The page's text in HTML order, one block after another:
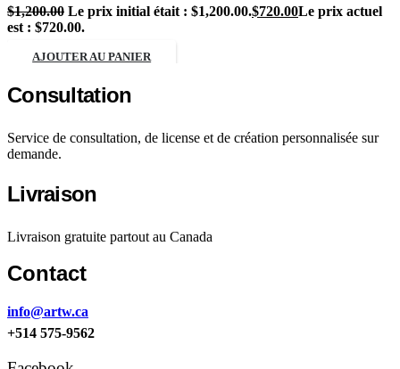
$1,200.00 Le prix initial était : $1,200.00.$720.00Le prix actuel
est : $720.00.
AJOUTER AU PANIER
Сonsultation
Service de consultation, de license et de création personnalisée sur
demande.
Livraison
Livraison gratuite partout au Canada
Contact
info@artw.ca
+514 575-9562